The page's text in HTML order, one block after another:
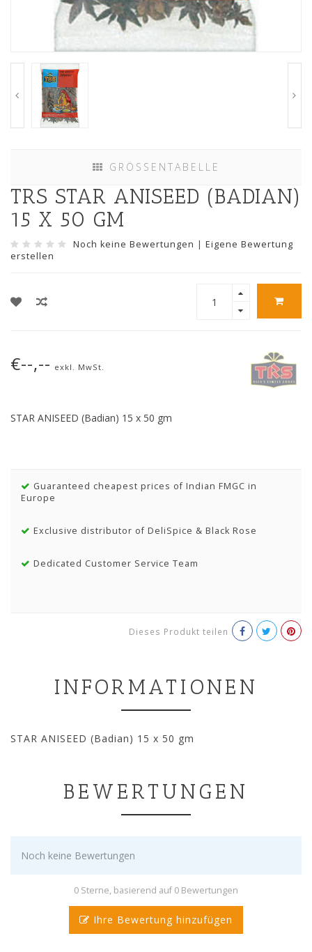
GRÖSSENTABELLE
TRS STAR ANISEED (BADIAN)
15 X 50 GM
Noch keine Bewertungen | Eigene Bewertung
erstellen
€--,-- exkl. MwSt.
STAR ANISEED (Badian) 15 x 50 gm
Guaranteed cheapest prices of Indian FMGC in
Europe
Exclusive distributor of DeliSpice & Black Rose
Dedicated Customer Service Team
Dieses Produkt teilen
INFORMATIONEN
STAR ANISEED (Badian) 15 x 50 gm
BEWERTUNGEN
Noch keine Bewertungen
0 Sterne, basierend auf 0 Bewertungen
Ihre Bewertung hinzufügen